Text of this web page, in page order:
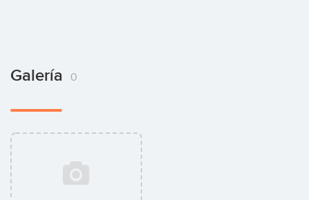
Galería 0